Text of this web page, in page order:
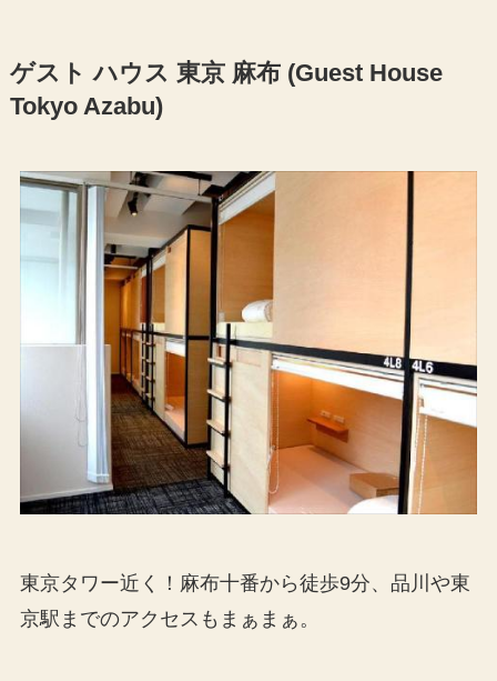
ゲスト ハウス 東京 麻布 (Guest House
Tokyo Azabu)
東京タワー近く！麻布十番から徒歩9分、品川や東
京駅までのアクセスもまぁまぁ。